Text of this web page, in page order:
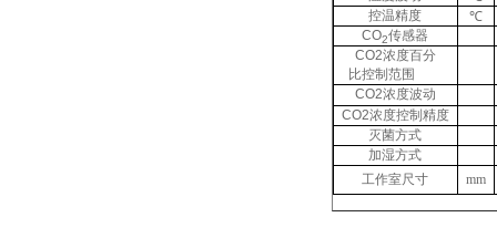
控温精度
℃
CO2传感器
CO2浓度百分
比控制范围
CO2浓度波动
CO2浓度控制精度
灭菌方式
加湿方式
工作室尺寸
mm